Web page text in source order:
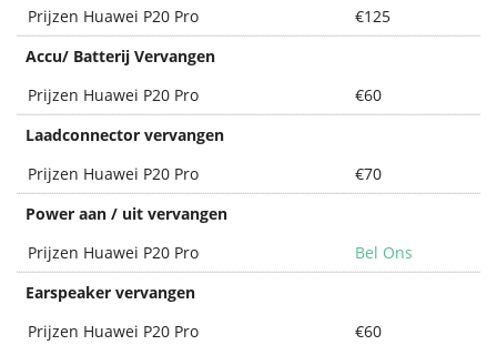
Prijzen Huawei P20 Pro
€125
Accu/ Batterij Vervangen
Prijzen Huawei P20 Pro
€60
Laadconnector vervangen
Prijzen Huawei P20 Pro
€70
Power aan / uit vervangen
Prijzen Huawei P20 Pro
Bel Ons
Earspeaker vervangen
Prijzen Huawei P20 Pro
€60